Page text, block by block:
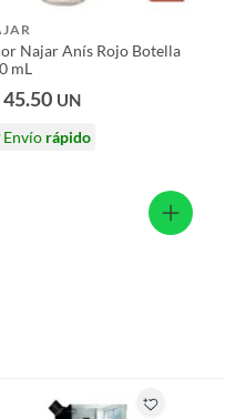
Najar Anís Rojo Botella
mL
45.50 UN
Envío rápido